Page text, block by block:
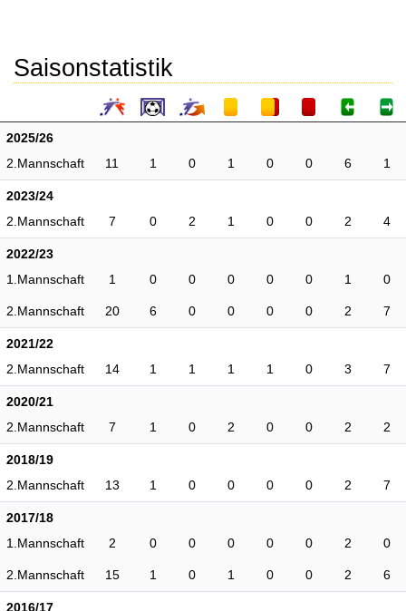
Saisonstatistik
2025/26
2.Mannschaft
11 1 0 1 0 0 6 1
2023/24
2.Mannschaft
7 0 2 1 0 0 2 4
2022/23
1.Mannschaft
1 0 0 0 0 0 1 0
2.Mannschaft 20 6 0 0 0 0 2 7
2021/22
2.Mannschaft
14 1 1 1 1 0 3 7
2020/21
2.Mannschaft
7 1 0 2 0 0 2 2
2018/19
2.Mannschaft
13 1 0 0 0 0 2 7
2017/18
1.Mannschaft
2 0 0 0 0 0 2 0
2.Mannschaft 15 1 0 1 0 0 2 6
2016/17